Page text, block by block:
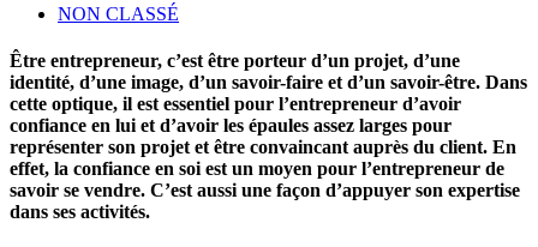
NON CLASSÉ
Être entrepreneur, c’est être porteur d’un projet, d’une
identité, d’une image, d’un savoir-faire et d’un savoir-être. Dans
cette optique, il est essentiel pour l’entrepreneur d’avoir
confiance en lui et d’avoir les épaules assez larges pour
représenter son projet et être convaincant auprès du client. En
effet, la confiance en soi est un moyen pour l’entrepreneur de
savoir se vendre. C’est aussi une façon d’appuyer son expertise
dans ses activités.